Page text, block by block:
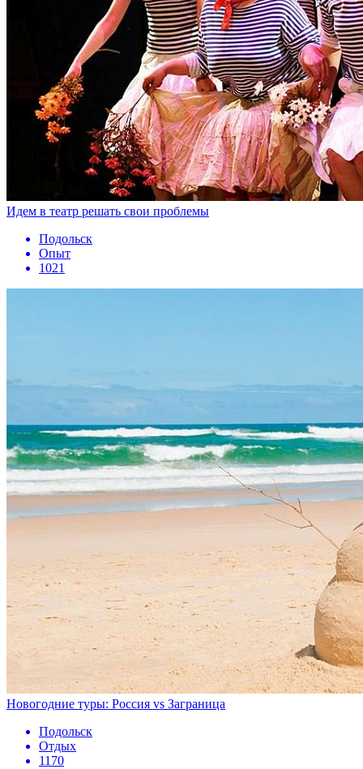
Идем в театр решать свои проблемы
Подольск
Опыт
1021
Новогодние туры: Россия vs Заграница
Подольск
Отдых
1170